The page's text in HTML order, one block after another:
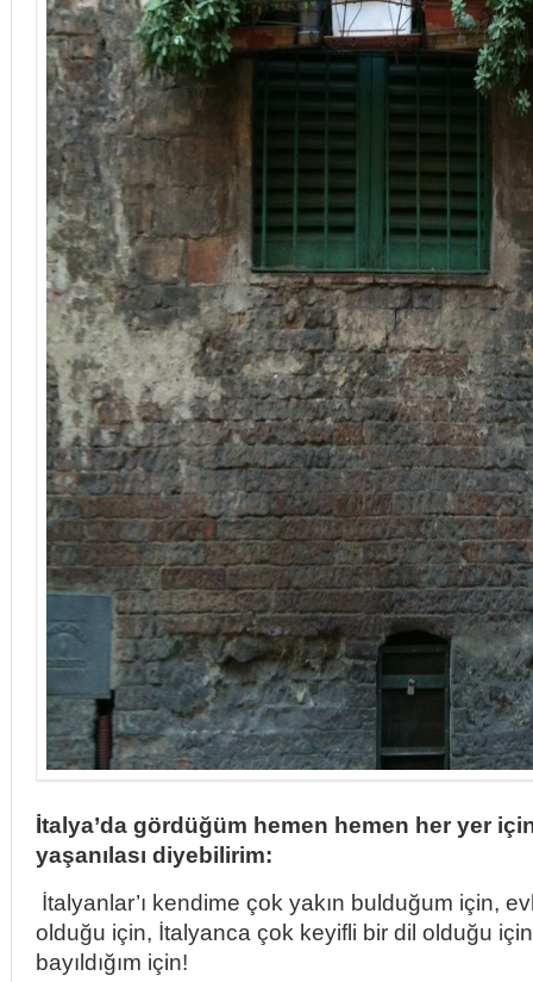
İtalya’da gördüğüm hemen hemen her yer
yaşanılası diyebilirim:
İtalyanlar’ı kendime çok yakın bulduğum için,
olduğu için, İtalyanca çok keyifli bir dil olduğu
bayıldığım için!